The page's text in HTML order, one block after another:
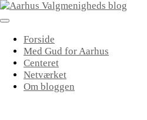
Skip
to
Forside
Med Gud for Aarhus
Centeret
Netværket
Om bloggen